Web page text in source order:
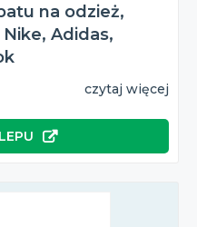
na odzież,
Adidas,
czytaj więcej